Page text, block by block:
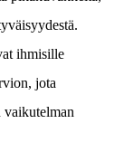
ihmisille
jota
vaikutelman